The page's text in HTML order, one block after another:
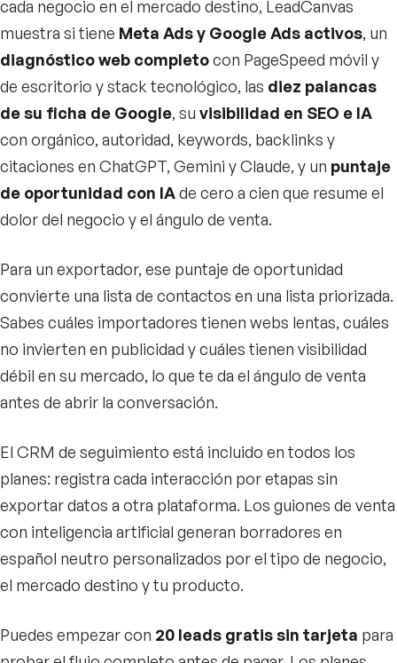
cada negocio en el mercado destino, LeadCanvas
muestra si tiene Meta Ads y Google Ads activos, un
diagnóstico web completocon PageSpeed móvil y
de escritorio y stack tecnológico, las diez palancas
de su ficha de Google, su visibilidad en SEO e IA
con orgánico, autoridad, keywords, backlinks y
citaciones en ChatGPT, Gemini y Claude, y un puntaje
de oportunidad con IAde cero a cien que resume el
dolor del negocio y el ángulo de venta.
Para un exportador, ese puntaje de oportunidad
convierte una lista de contactos en una lista priorizada.
Sabes cuáles importadores tienen webs lentas, cuáles
no invierten en publicidad y cuáles tienen visibilidad
débil en su mercado, lo que te da el ángulo de venta
antes de abrir la conversación.
El CRM de seguimiento está incluido en todos los
planes: registra cada interacción por etapas sin
exportar datos a otra plataforma. Los guiones de venta
con inteligencia artificial generan borradores en
español neutro personalizados por el tipo de negocio,
el mercado destino y tu producto.
Puedes empezar con 20 leads gratis sin tarjeta para